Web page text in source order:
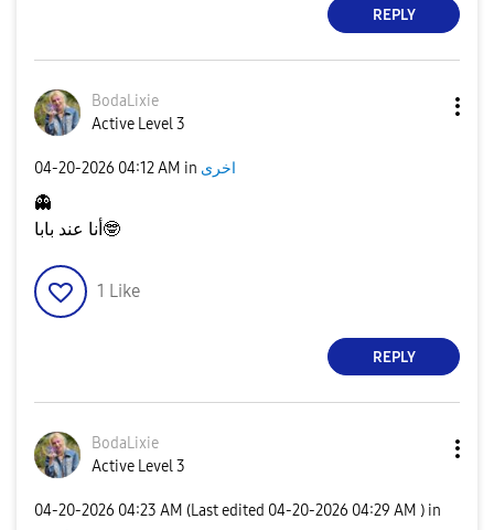
REPLY
BodaLixie
Active Level 3
‎04-20-2026 04:12 AM in اخرى
👻
أنا عند بابا🤓
1 Like
REPLY
BodaLixie
Active Level 3
‎04-20-2026 04:23 AM (Last edited ‎04-20-2026 04:29 AM ) in